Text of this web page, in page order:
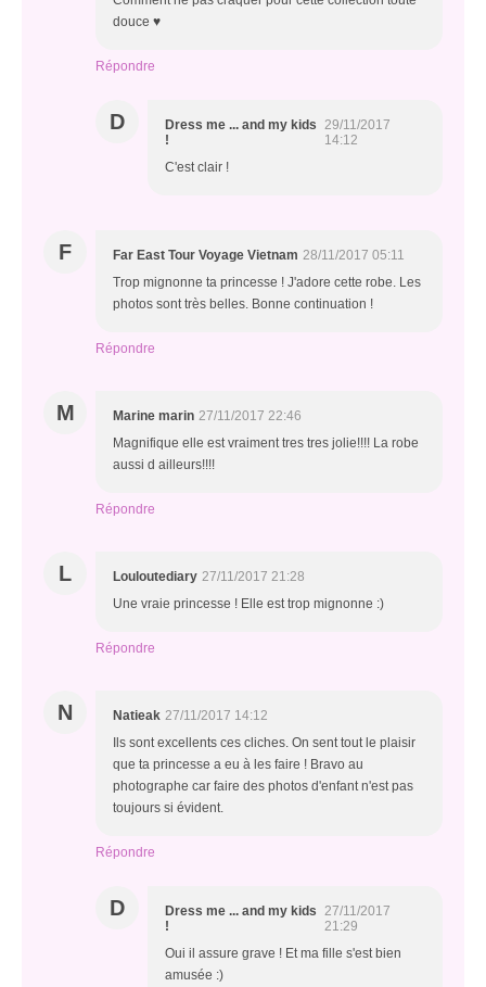
douce ♥
Répondre
D
Dress me ... and my kids
!
29/11/2017
14:12
C'est clair !
F Far East Tour Voyage Vietnam 28/11/2017 05:11
Trop mignonne ta princesse ! J'adore cette robe. Les
photos sont très belles. Bonne continuation !
Répondre
M Marine marin 27/11/2017 22:46
Magnifique elle est vraiment tres tres jolie!!!! La robe
aussi d ailleurs!!!!
Répondre
L Louloutediary 27/11/2017 21:28
Une vraie princesse ! Elle est trop mignonne :)
Répondre
N Natieak 27/11/2017 14:12
Ils sont excellents ces cliches. On sent tout le plaisir
que ta princesse a eu à les faire ! Bravo au
photographe car faire des photos d'enfant n'est pas
toujours si évident.
Répondre
D
Dress me ... and my kids
!
27/11/2017
21:29
Oui il assure grave ! Et ma fille s'est bien
amusée :)